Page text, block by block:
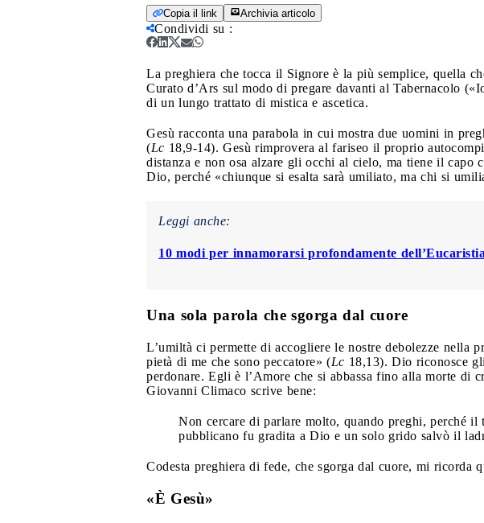
Copia il link Archivia articolo
Condividi su :
La preghiera che tocca il Signore è la più semplice, quella
Curato d’Ars sul modo di pregare davanti al Tabernacolo
di un lungo trattato di mistica e ascetica.
Gesù racconta una parabola in cui mostra due uomini in
(Lc 18,9-14). Gesù rimprovera al fariseo il proprio
distanza e non osa alzare gli occhi al cielo, ma tiene il
Dio, perché «chiunque si esalta sarà umiliato, ma chi si
Leggi anche:
10 modi per innamorarsi profondamente dell’Eucaristia
Una sola parola che sgorga dal cuore
L’umiltà ci permette di accogliere le nostre debolezze nella
pietà di me che sono peccatore» (Lc 18,13). Dio riconosce
perdonare. Egli è l’Amore che si abbassa fino alla morte di
Giovanni Climaco scrive bene:
Non cercare di parlare molto, quando preghi, perché
pubblicano fu gradita a Dio e un solo grido salvò il
Codesta preghiera di fede, che sgorga dal cuore, mi ricorda
«È Gesù»